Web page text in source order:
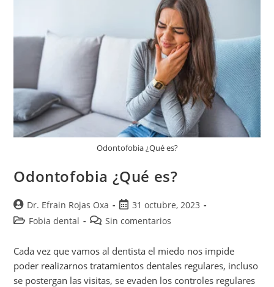
Odontofobia ¿Qué es?
Odontofobia ¿Qué es?
Dr. Efrain Rojas Oxa
31 octubre, 2023
Fobia dental
Sin comentarios
Cada vez que vamos al dentista el miedo nos impide
poder realizarnos tratamientos dentales regulares, incluso
se postergan las visitas, se evaden los controles regulares